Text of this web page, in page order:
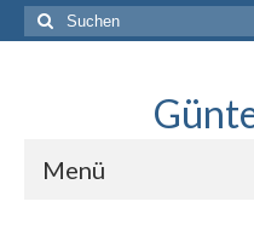
Suche
nach:
Menü